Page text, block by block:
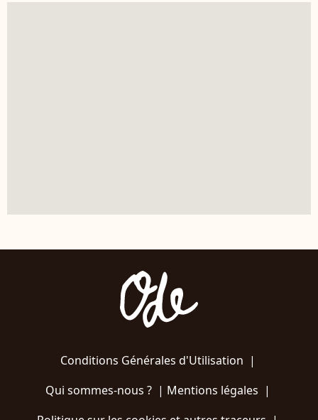
Conditions Générales d'Utilisation |
Qui sommes-nous ?| Mentions légales |